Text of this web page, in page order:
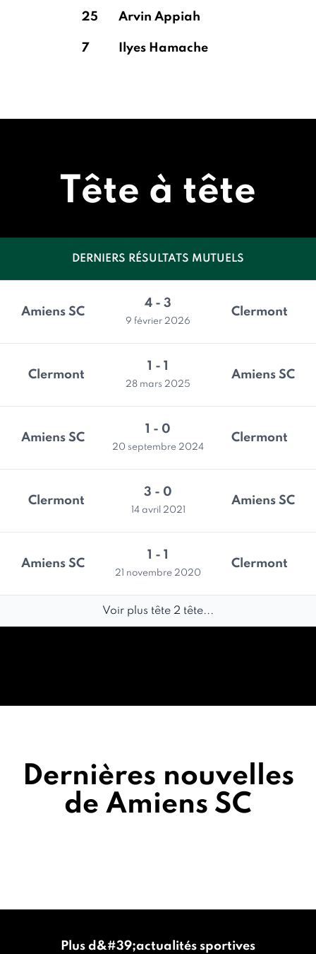
25 Arvin Appiah
7 Ilyes Hamache
Tête à tête
DERNIERS RÉSULTATS MUTUELS
Amiens SC
4 - 3
9 février 2026
Clermont
Clermont
1 - 1
28 mars 2025
Amiens SC
Amiens SC
1 - 0
20 septembre 2024
Clermont
Clermont
3 - 0
14 avril 2021
Amiens SC
Amiens SC
1 - 1
21 novembre 2020
Clermont
Voir plus tête 2 tête...
Dernières nouvelles
de Amiens SC
Plus d&#39;actualités sportives